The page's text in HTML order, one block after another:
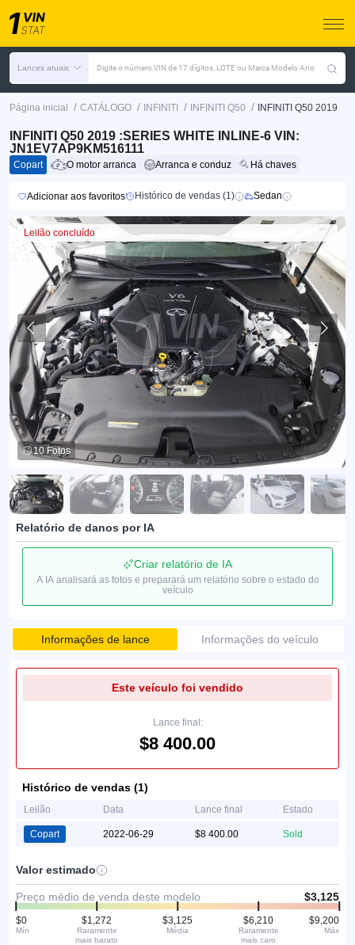
Lances atuais Digite o número VIN de 17 dígitos, LOTE ou Marca Modelo Ano
Página inicial / CATÁLOGO / INFINITI / INFINITI Q50 / INFINITI Q50 2019
INFINITI Q50 2019 :SERIES WHITE INLINE-6 VIN:
JN1EV7AP9KM516111
Copart O motor arranca Arranca e conduz Há chaves
Adicionar aos favoritos Histórico de vendas (1) Sedan
Leilão concluído
10 Fotos
Relatório de danos por IA
Criar relatório de IA
A IA analisará as fotos e preparará um relatório sobre o estado do
veículo
Informações de lance Informações do veículo
Este veículo foi vendido
Lance final:
$8 400.00
Histórico de vendas (1)
Leilão Data Lance final Estado
Copart 2022-06-29 $8 400.00 Sold
Valor estimado
Preço médio de venda deste modelo $3,125
$0
Mín
$1,272
Raramente
mais barato
$3,125
Média
$6,210
Raramente
mais caro
$9,200
Máx